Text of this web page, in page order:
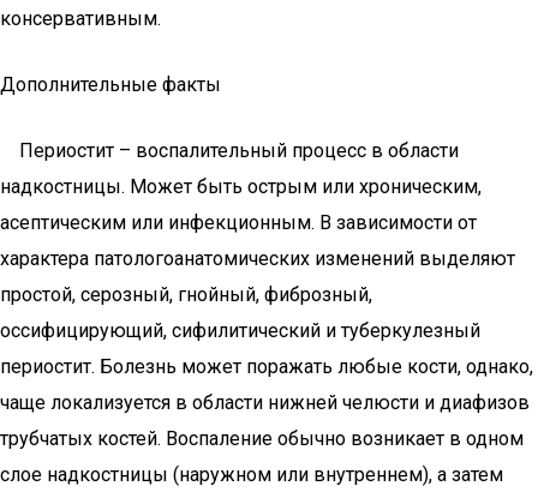
консервативным.
Дополнительные факты
Периостит – воспалительный процесс в области
надкостницы. Может быть острым или хроническим,
асептическим или инфекционным. В зависимости от
характера патологоанатомических изменений выделяют
простой, серозный, гнойный, фиброзный,
оссифицирующий, сифилитический и туберкулезный
периостит. Болезнь может поражать любые кости, однако,
чаще локализуется в области нижней челюсти и диафизов
трубчатых костей. Воспаление обычно возникает в одном
слое надкостницы (наружном или внутреннем), а затем